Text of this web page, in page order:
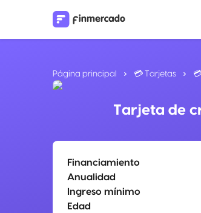
Página principal 💳 Tarjetas
Tarjeta de
Financiamiento
Anualidad
Ingreso mínimo
Edad